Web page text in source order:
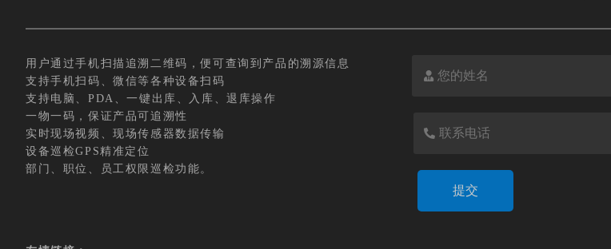
用户通过手机扫描追溯二维码，便可查询到产品的溯源信息
支持手机扫码、微信等各种设备扫码
支持电脑、PDA、一键出库、入库、退库操作
一物一码，保证产品可追溯性
实时现场视频、现场传感器数据传输
设备巡检GPS精准定位
部门、职位、员工权限巡检功能。